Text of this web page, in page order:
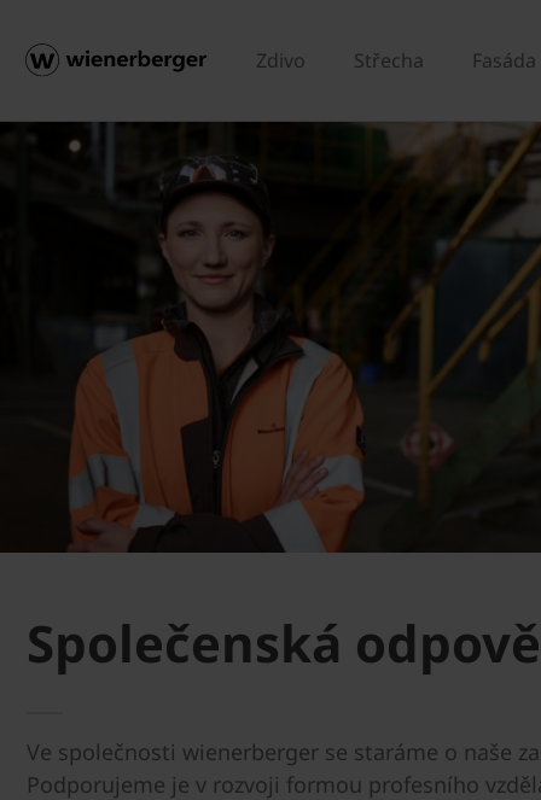
Zdivo Střecha Fasáda
Společenská
Ve společnosti wienerberger se staráme o naše
Podporujeme je v rozvoji formou profesního